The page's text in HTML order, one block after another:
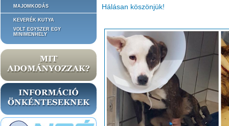
MAJOMKODÁS
KEVERÉK KUTYA
VOLT EGYSZER EGY
MINIMENHELY
Hálásan köszönjük!